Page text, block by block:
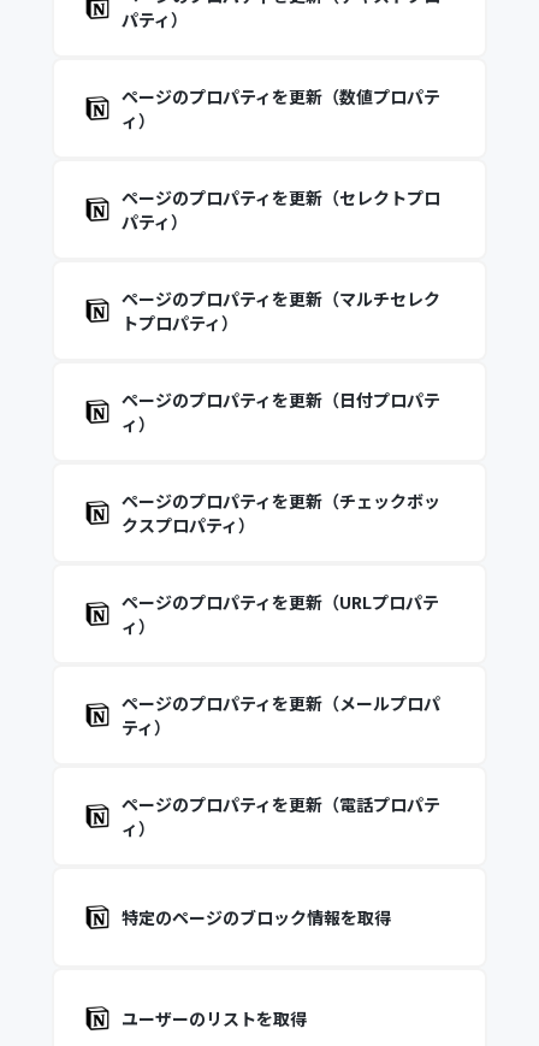
パティ）
ページのプロパティを更新（数値プロパテ
ィ）
ページのプロパティを更新（セレクトプロ
パティ）
ページのプロパティを更新（マルチセレク
トプロパティ）
ページのプロパティを更新（日付プロパテ
ィ）
ページのプロパティを更新（チェックボッ
クスプロパティ）
ページのプロパティを更新（URLプロパテ
ィ）
ページのプロパティを更新（メールプロパ
ティ）
ページのプロパティを更新（電話プロパテ
ィ）
特定のページのブロック情報を取得
ユーザーのリストを取得